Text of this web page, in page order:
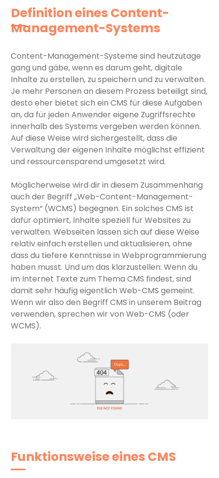
Definition eines Content-
Management-Systems
Content-Management-Systeme sind heutzutage
gang und gäbe, wenn es darum geht, digitale
Inhalte zu erstellen, zu speichern und zu verwalten.
Je mehr Personen an diesem Prozess beteiligt sind,
desto eher bietet sich ein CMS für diese Aufgaben
an, da für jeden Anwender eigene Zugriffsrechte
innerhalb des Systems vergeben werden können.
Auf diese Weise wird sichergestellt, dass die
Verwaltung der eigenen Inhalte möglichst effizient
und ressourcensparend umgesetzt wird.
Möglicherweise wird dir in diesem Zusammenhang
auch der Begriff „Web-Content-Management-
System“ (WCMS) begegnen. Ein solches CMS ist
dafür optimiert, Inhalte speziell für Websites zu
verwalten. Webseiten lassen sich auf diese Weise
relativ einfach erstellen und aktualisieren, ohne
dass du tiefere Kenntnisse in Webprogrammierung
haben musst. Und um das klarzustellen: Wenn du
im Internet Texte zum Thema CMS findest, sind
damit sehr häufig eigentlich Web-CMS gemeint.
Wenn wir also den Begriff CMS in unserem Beitrag
verwenden, sprechen wir von Web-CMS (oder
WCMS).
Funktionsweise eines CMS